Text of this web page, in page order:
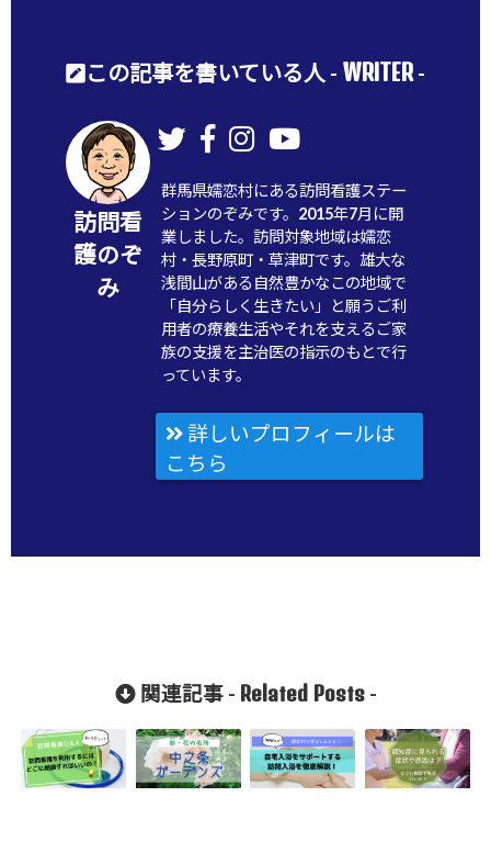
この記事を書いている人 - WRITER-
訪問看
護のぞ
み
群馬県嬬恋村にある訪問看護ステー
ションのぞみです。2015年7月に開
業しました。訪問対象地域は嬬恋
村・長野原町・草津町です。雄大な
浅間山がある自然豊かなこの地域で
「自分らしく生きたい」と願うご利
用者の療養生活やそれを支えるご家
族の支援を主治医の指示のもとで行
っています。
詳しいプロフィールは
こちら
関連記事 - Related Posts-